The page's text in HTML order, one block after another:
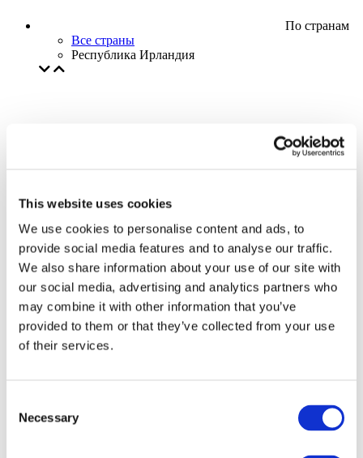
This website uses cookies
We use cookies to personalise content and ads, to
provide social media features and to analyse our traffic.
We also share information about your use of our site with
our social media, advertising and analytics partners who
may combine it with other information that you’ve
provided to them or that they’ve collected from your use
of their services.
Selection
Necessary
По странам
Все страны
Республика Ирландия